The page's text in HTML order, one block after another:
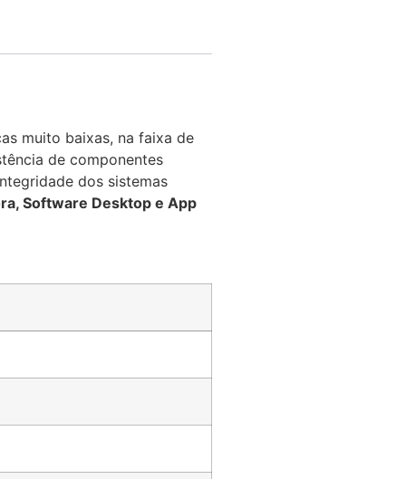
muito baixas, na faixa de
de componentes
dos sistemas
Software Desktop e App